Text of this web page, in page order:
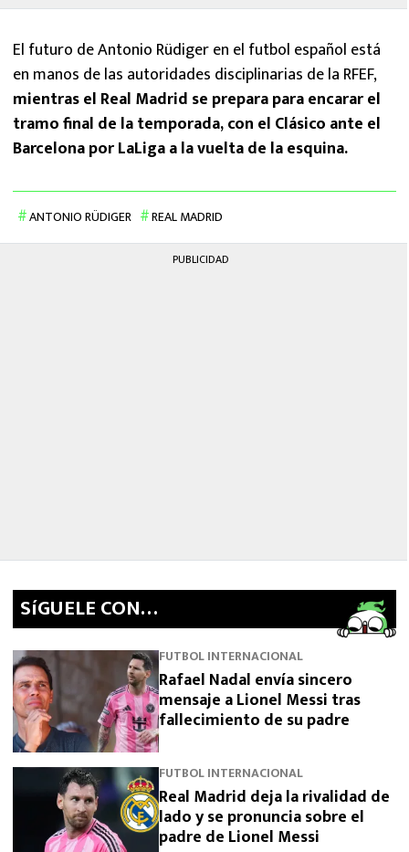
El futuro de Antonio Rüdiger en el futbol español está
en manos de las autoridades disciplinarias de la RFEF,
mientras el Real Madrid se prepara para encarar el
tramo final de la temporada, con el Clásico ante el
Barcelona por LaLiga a la vuelta de la esquina.
ANTONIO RÜDIGER REAL MADRID
PUBLICIDAD
SíGUELE CON…
FUTBOL INTERNACIONAL
Rafael Nadal envía sincero
mensaje a Lionel Messi tras
fallecimiento de su padre
FUTBOL INTERNACIONAL
Real Madrid deja la rivalidad de
lado y se pronuncia sobre el
padre de Lionel Messi